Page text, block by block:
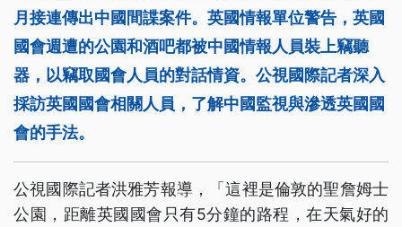
月接連傳出中國間諜案件。英國情報單位警告，英國
國會週遭的公園和酒吧都被中國情報人員裝上竊聽
器，以竊取國會人員的對話情資。公視國際記者深入
採訪英國國會相關人員，了解中國監視與滲透英國國
會的手法。
公視國際記者洪雅芳報導，「這裡是倫敦的聖詹姆士
公園，距離英國國會只有5分鐘的路程，在天氣好的